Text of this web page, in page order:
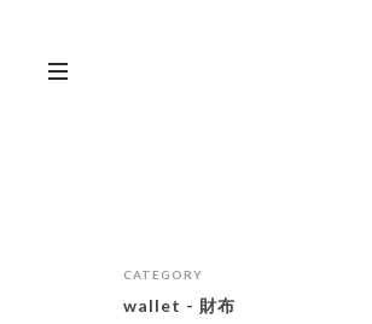
CATEGORY
wallet - 財布